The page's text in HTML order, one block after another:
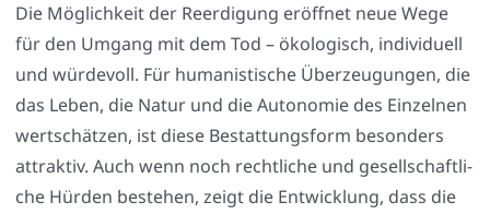
Die Mög­lich­keit der Reer­di­gung eröff­net neue Wege
für den Umgang mit dem Tod – öko­lo­gisch, indi­vi­du­ell
und wür­de­voll. Für huma­nis­ti­sche Über­zeu­gun­gen, die
das Leben, die Natur und die Auto­no­mie des Ein­zel­nen
wert­schät­zen, ist die­se Bestat­tungs­form beson­ders
attrak­tiv. Auch wenn noch recht­li­che und gesell­schaft­li­
che Hür­den bestehen, zeigt die Ent­wick­lung, dass die